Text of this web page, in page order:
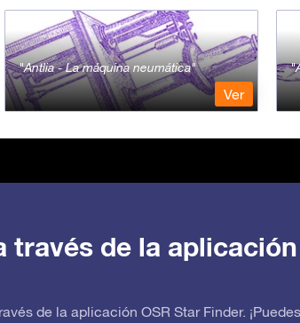
Antlia - La máquina neumática
Ver
través de la
de la aplicación OSR Star Finder.